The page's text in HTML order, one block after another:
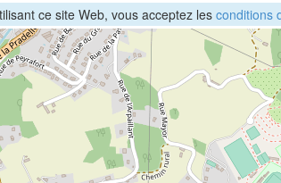
ce site Web, vous acceptez les conditions